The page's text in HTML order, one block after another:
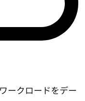
ークロードをデー